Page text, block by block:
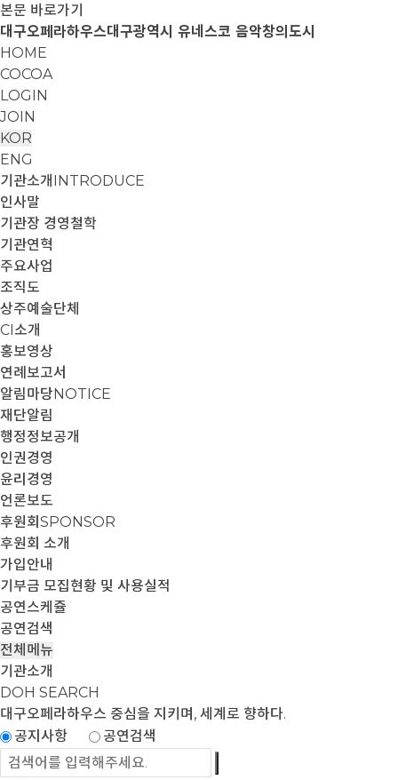
본문 바로가기
대구오페라하우스대구광역시 유네스코 음악창의도시
HOME
COCOA
LOGIN
JOIN
KOR
ENG
기관소개 INTRODUCE
인사말
기관장 경영철학
기관연혁
주요사업
조직도
상주예술단체
CI소개
홍보영상
연례보고서
알림마당NOTICE
재단알림
행정정보공개
인권경영
윤리경영
언론보도
후원회 SPONSOR
후원회 소개
가입안내
기부금 모집현황 및 사용실적
공연스케쥴
공연검색
전체메뉴
기관소개
DOH SEARCH
대구오페라하우스 중심을 지키며, 세계로 향하다.
공지사항
공연검색